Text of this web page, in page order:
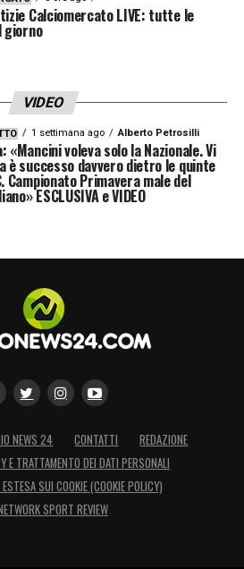
Calciomercato LIVE: tutte le
giorno
VIDEO
1 settimana ago Alberto Petrosilli
«Mancini voleva solo la Nazionale. Vi
è successo davvero dietro le quinte
Campionato Primavera male del
ESCLUSIVA e VIDEO
NEWS 24 CONTATTI
REDAZIONE
E TRATTAMENTO DEI DATI PERSONALI
SUI COOKIE (COOKIE POLICY)
SPORT REVIEW